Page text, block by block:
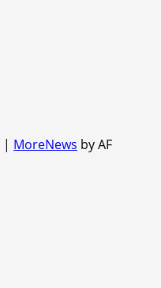
| MoreNews by AF